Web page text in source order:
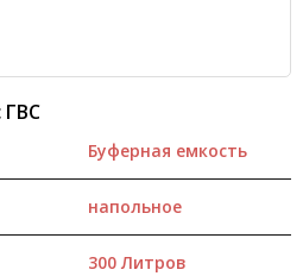
ГВС
Буферная емкость
напольное
300 Литров